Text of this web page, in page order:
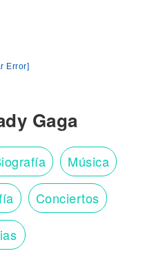
Error]
Gaga
Música
Conciertos